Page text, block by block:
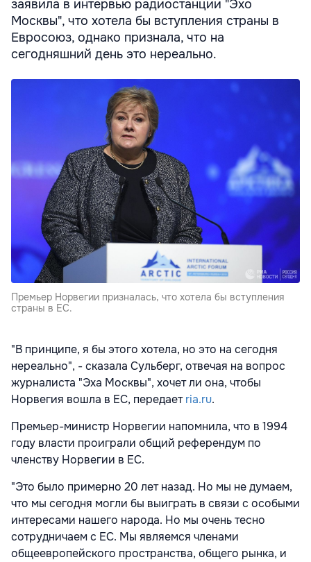
заявила в интервью радиостанции "Эхо
Москвы", что хотела бы вступления страны в
Евросоюз, однако признала, что на
сегодняшний день это нереально.
Премьер Норвегии призналась, что хотела бы вступления
страны в ЕС.
"В принципе, я бы этого хотела, но это на сегодня
нереально", - сказала Сульберг, отвечая на вопрос
журналиста "Эха Москвы", хочет ли она, чтобы
Норвегия вошла в ЕС, передаетria.ru.
Премьер-министр Норвегии напомнила, что в 1994
году власти проиграли общий референдум по
членству Норвегии в ЕС.
"Это было примерно 20 лет назад. Но мы не думаем,
что мы сегодня могли бы выиграть в связи с особыми
интересами нашего народа. Но мы очень тесно
сотрудничаем с ЕС. Мы являемся членами
общеевропейского пространства, общего рынка, и